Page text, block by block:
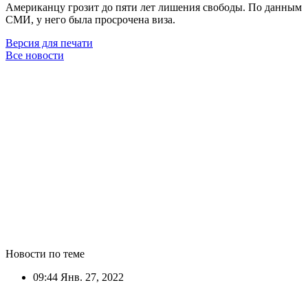
Американцу грозит до пяти лет лишения свободы. По данным
СМИ, у него была просрочена виза.
Версия для печати
Все новости
Новости по теме
09:44 Янв. 27, 2022